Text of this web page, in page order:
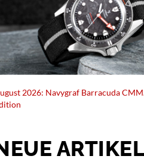
2026: Navygraf Barracuda
ARTIKEL